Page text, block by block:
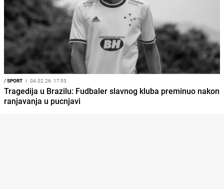
/SPORT I 04.02.26. 17:53
Tragedija u Brazilu: Fudbaler slavnog kluba preminuo nakon
ranjavanja u pucnjavi